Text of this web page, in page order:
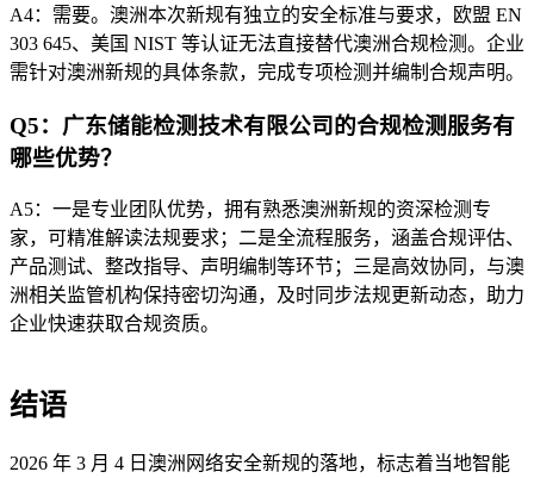
A4：需要。澳洲本次新规有独立的安全标准与要求，欧盟 EN
303 645、美国 NIST 等认证无法直接替代澳洲合规检测。企业
需针对澳洲新规的具体条款，完成专项检测并编制合规声明。
Q5：广东储能检测技术有限公司的合规检测服务有
哪些优势？
A5：一是专业团队优势，拥有熟悉澳洲新规的资深检测专
家，可精准解读法规要求；二是全流程服务，涵盖合规评估、
产品测试、整改指导、声明编制等环节；三是高效协同，与澳
洲相关监管机构保持密切沟通，及时同步法规更新动态，助力
企业快速获取合规资质。
结语
2026 年 3 月 4 日澳洲网络安全新规的落地，标志着当地智能